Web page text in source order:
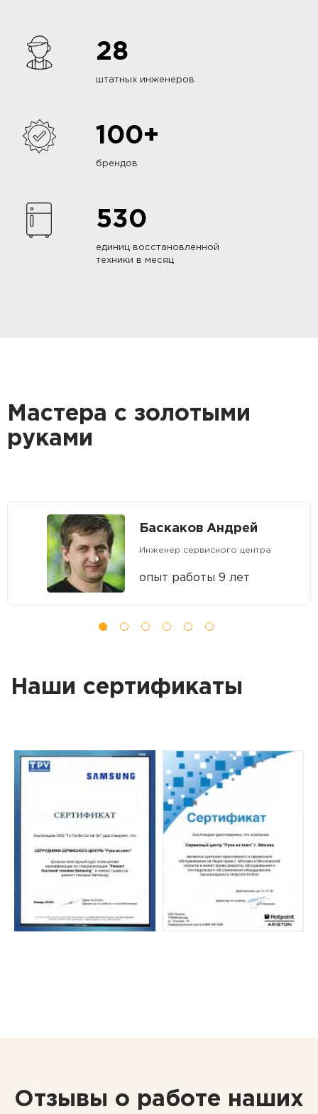
28
штатных инженеров
100+
брендов
530
единиц восстановленной
техники в месяц
Мастера с золотыми
руками
Баскаков Андрей
Инженер сервисного центра
опыт работы 9 лет
Наши сертификаты
Отзывы о работе наших